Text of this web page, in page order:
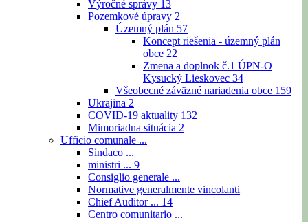
Výročné správy 13
Pozemkové úpravy 2
Územný plán 57
Koncept riešenia - územný plán
obce 22
Zmena a doplnok č.1 ÚPN-O
Kysucký Lieskovec 34
Všeobecné záväzné nariadenia obce 159
Ukrajina 2
COVID-19 aktuality 132
Mimoriadna situácia 2
Ufficio comunale ...
Sindaco ...
ministri ... 9
Consiglio generale ...
Normative generalmente vincolanti
Chief Auditor ... 14
Centro comunitario ...